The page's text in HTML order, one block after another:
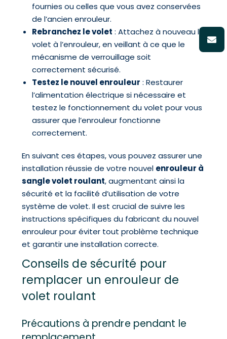
fournies ou celles que vous avez conservées
de l’ancien enrouleur.
Rebranchez le volet : Attachez à nouveau le
volet à l’enrouleur, en veillant à ce que le
mécanisme de verrouillage soit
correctement sécurisé.
Testez le nouvel enrouleur : Restaurer
l’alimentation électrique si nécessaire et
testez le fonctionnement du volet pour vous
assurer que l’enrouleur fonctionne
correctement.
En suivant ces étapes, vous pouvez assurer une
installation réussie de votre nouvel enrouleur à
sangle volet roulant, augmentant ainsi la
sécurité et la facilité d’utilisation de votre
système de volet. Il est crucial de suivre les
instructions spécifiques du fabricant du nouvel
enrouleur pour éviter tout problème technique
et garantir une installation correcte.
Conseils de sécurité pour
remplacer un enrouleur de
volet roulant
Précautions à prendre pendant le